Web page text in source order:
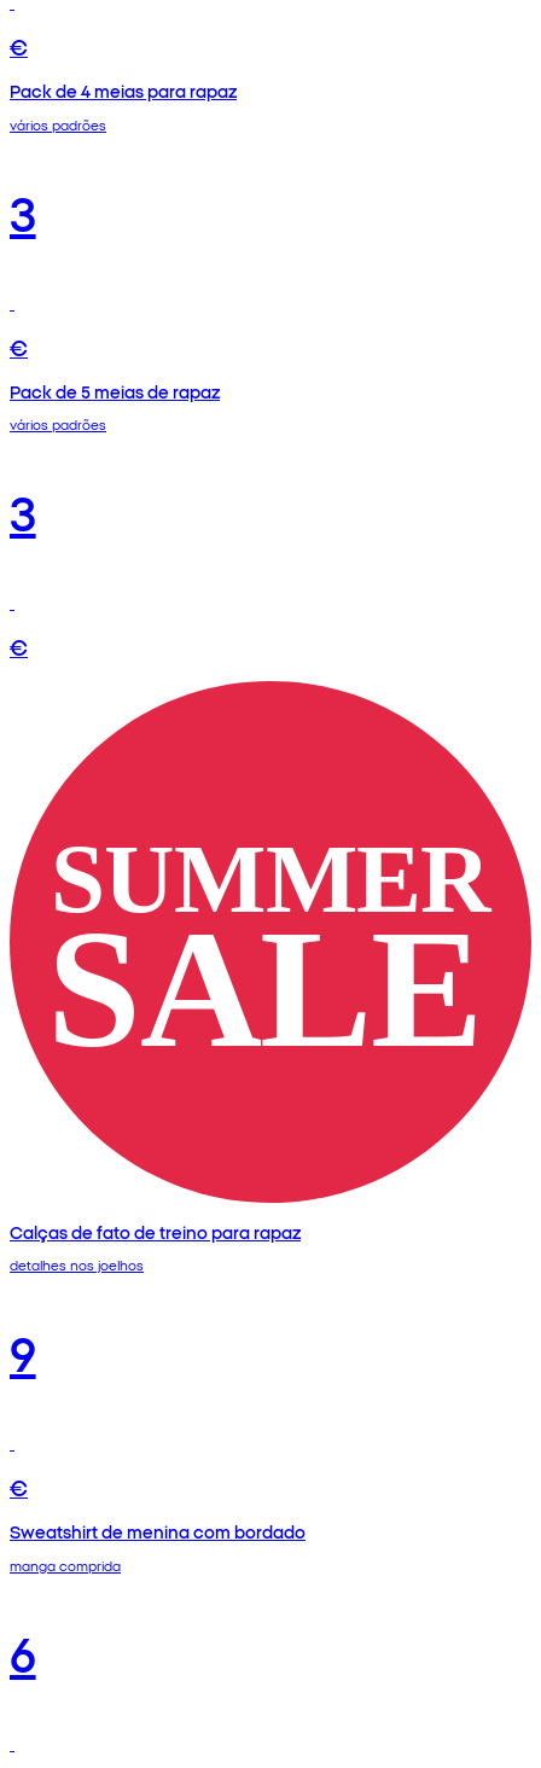
€
Pack de 4 meias para rapaz
vários padrões
3
€
Pack de 5 meias de rapaz
vários padrões
3
€
Calças de fato de treino para rapaz
detalhes nos joelhos
9
€
Sweatshirt de menina com bordado
manga comprida
6